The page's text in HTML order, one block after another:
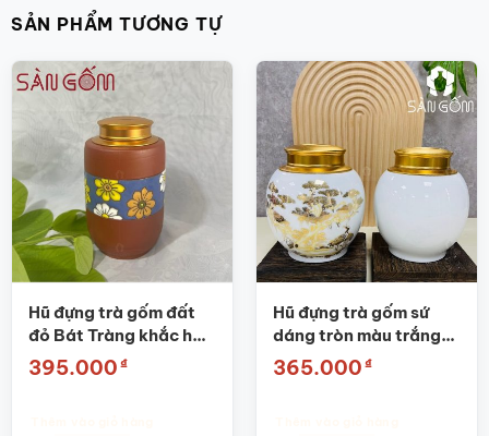
SẢN PHẨM TƯƠNG TỰ
Hũ đựng trà gốm đất
đỏ Bát Tràng khắc họa
tiết hoa SG-BĐT51
395.000 ₫
Hũ đựng trà gốm sứ
dáng tròn màu trắng
họa tiết tùng hạc SG-
BĐT66
365.000 ₫